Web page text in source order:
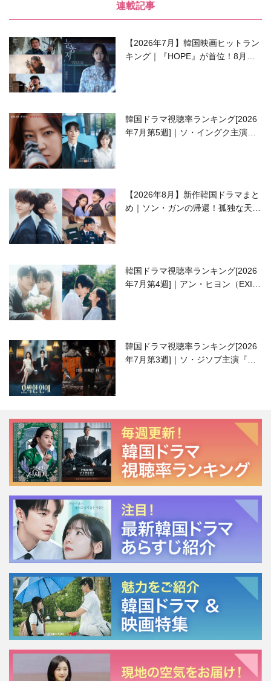
連載記事
【2026年7月】韓国映画ヒットラン
キング｜『HOPE』が首位！8月公
韓国ドラマ視聴率ランキング[2026
年7月第5週]｜ソ・イングク主演の
【2026年8月】新作韓国ドラマまと
め｜ソン・ガンの帰還！孤独な天才
韓国ドラマ視聴率ランキング[2026
年7月第4週]｜アン・ヒヨン（EXID
韓国ドラマ視聴率ランキング[2026
年7月第3週]｜ソ・ジソブ主演『エ